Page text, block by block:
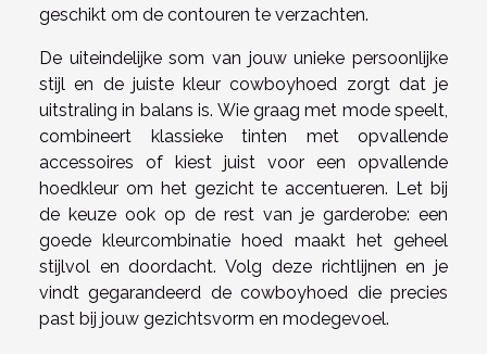
geschikt om de contouren te verzachten.
De uiteindelijke som van jouw unieke persoonlijke
stijl en de juiste kleur cowboyhoed zorgt dat je
uitstraling in balans is. Wie graag met mode speelt,
combineert klassieke tinten met opvallende
accessoires of kiest juist voor een opvallende
hoedkleur om het gezicht te accentueren. Let bij
de keuze ook op de rest van je garderobe: een
goede kleurcombinatie hoed maakt het geheel
stijlvol en doordacht. Volg deze richtlijnen en je
vindt gegarandeerd de cowboyhoed die precies
past bij jouw gezichtsvorm en modegevoel.